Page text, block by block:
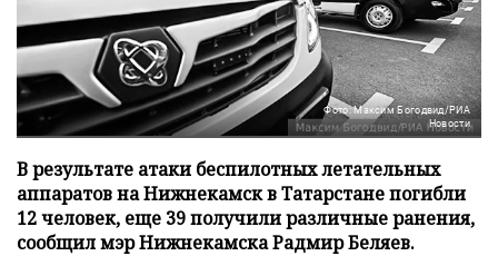
Фото: Максим Богодвид/РИА
Новости
В результате атаки беспилотных летательных
аппаратов на Нижнекамск в Татарстане погибли
12 человек, еще 39 получили различные ранения,
сообщил мэр Нижнекамска Радмир Беляев.